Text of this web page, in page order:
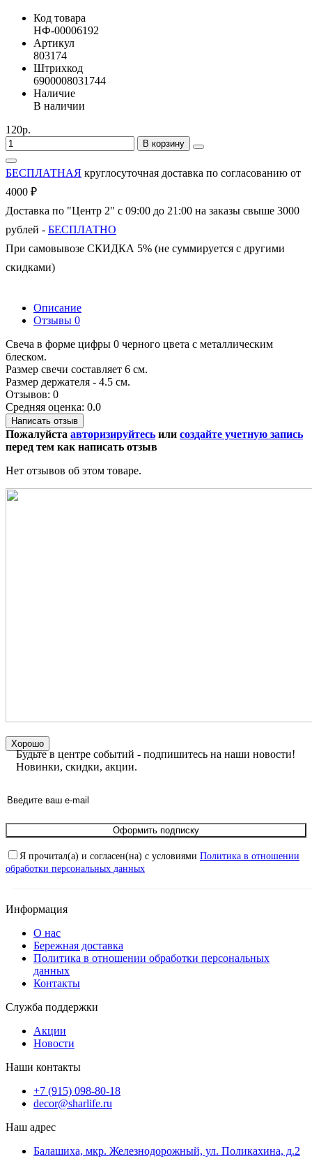
Код товара
НФ-00006192
Артикул
803174
Штрихкод
6900008031744
Наличие
В наличии
120р.
В корзину
БЕСПЛАТНАЯ круглосуточная доставка по согласованию от
4000 ₽
Доставка по "Центр 2" с 09:00 до 21:00 на заказы свыше 3000
рублей - БЕСПЛАТНО
При самовывозе СКИДКА 5% (не суммируется с другими
скидками)
Описание
Отзывы 0
Свеча в форме цифры 0 черного цвета с металлическим
блеском.
Размер свечи составляет 6 см.
Размер держателя - 4.5 см.
Отзывов: 0
Средняя оценка: 0.0
Написать отзыв
Пожалуйста авторизируйтесь или создайте учетную запись
перед тем как написать отзыв
Нет отзывов об этом товаре.
Хорошо
Будьте в центре событий - подпишитесь на наши новости!
Новинки, скидки, акции.
Оформить подписку
Я прочитал(а) и согласен(на) с условиями Политика в отношении
обработки персональных данных
Информация
О нас
Бережная доставка
Политика в отношении обработки персональных
данных
Контакты
Служба поддержки
Акции
Новости
Наши контакты
+7 (915) 098-80-18
decor@sharlife.ru
Наш адрес
Балашиха, мкр. Железнодорожный, ул. Поликахина, д.2